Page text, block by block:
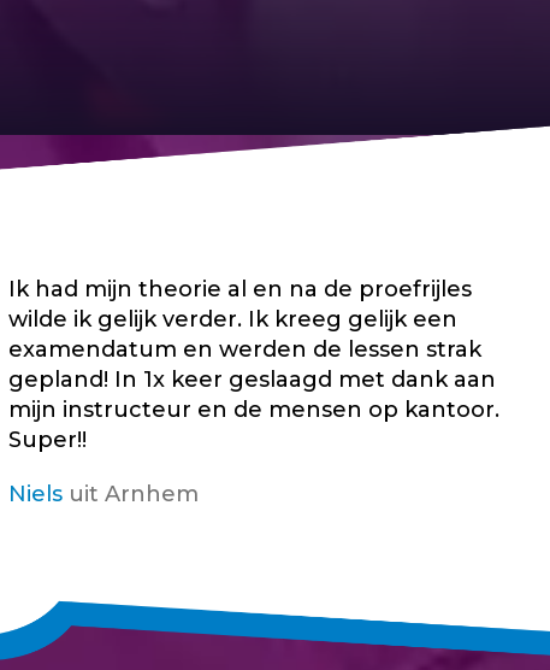
Ik had mijn theorie al en na de proefrijles
wilde ik gelijk verder. Ik kreeg gelijk een
examendatum en werden de lessen strak
gepland! In 1x keer geslaagd met dank aan
mijn instructeur en de mensen op kantoor.
Super!!
Niels uit Arnhem